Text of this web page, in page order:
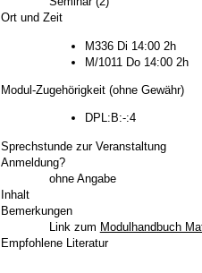
Ort und Zeit
M336 Di 14:00 2h
M/1011 Do 14:00 2h
Modul-Zugehörigkeit (ohne Gewähr)
DPL:B:-:4
Sprechstunde zur Veranstaltung
Anmeldung?
ohne Angabe
Inhalt
Bemerkungen
Link zum Modulhandbuch
Empfohlene Literatur